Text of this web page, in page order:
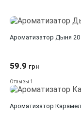
Aроматизатор Дыня
59.9 грн
Отзывы 1
Aроматизатор